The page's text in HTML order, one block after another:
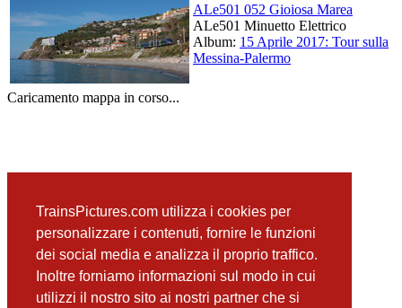
TrainsPictures.com utilizza i cookies per
personalizzare i contenuti, fornire le funzioni
dei social media e analizza il proprio traffico.
Inoltre forniamo informazioni sul modo in cui
utilizzi il nostro sito ai nostri partner che si
ALe501 052 Gioiosa Marea
ALe501 Minuetto Elettrico
Album: 15 Aprile 2017: Tour sulla
Messina-Palermo
Caricamento mappa in corso...